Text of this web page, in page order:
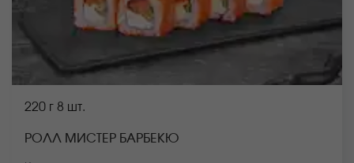
220 г 8 шт.
РОЛЛ МИСТЕР БАРБЕКЮ